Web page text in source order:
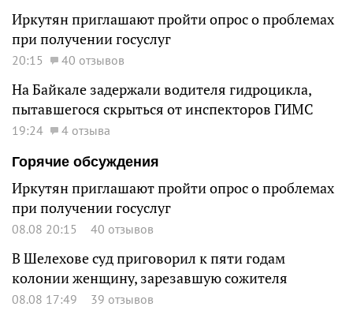
Иркутян приглашают пройти опрос о проблемах
при получении госуслуг
20:15 40 отзывов
На Байкале задержали водителя гидроцикла,
пытавшегося скрыться от инспекторов ГИМС
19:24
4 отзыва
Горячие обсуждения
Иркутян приглашают пройти опрос о проблемах
при получении госуслуг
08.08 20:15 40 отзывов
В Шелехове суд приговорил к пяти годам
колонии женщину, зарезавшую сожителя
08.08 17:49 39 отзывов